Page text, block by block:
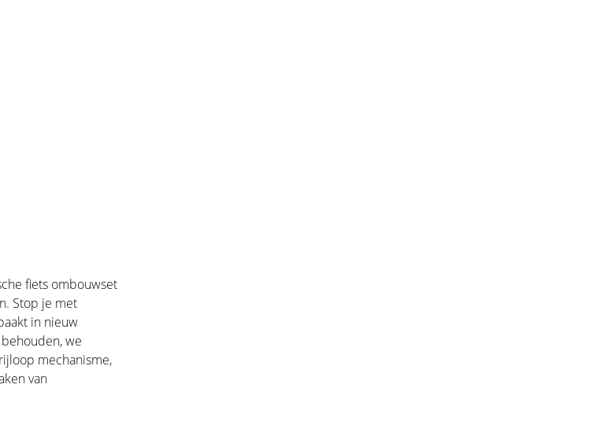
fiets ombouwset
Stop je met
in nieuw
we
mechanisme,
van